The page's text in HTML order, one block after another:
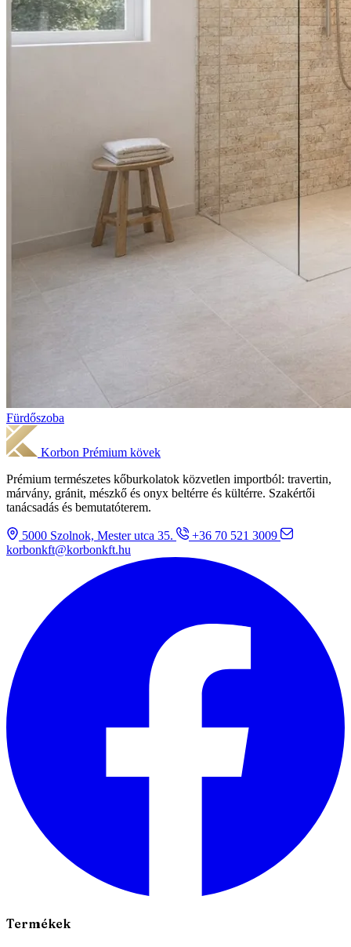
Fürdőszoba
Korbon Prémium kövek
Prémium természetes kőburkolatok közvetlen importból: travertin,
márvány, gránit, mészkő és onyx beltérre és kültérre. Szakértői
tanácsadás és bemutatóterem.
5000 Szolnok, Mester utca 35.
+36 70 521 3009
korbonkft@korbonkft.hu
Termékek